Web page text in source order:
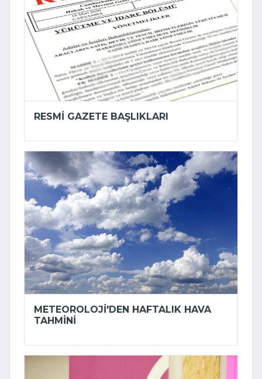
RESMI GAZETE BAŞLIKLARI
METEOROLOJI'DEN HAFTALIK HAVA
TAHMINI